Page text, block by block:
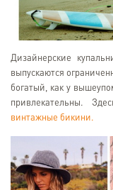
Дизайнерские
выпускаются
богатый, как у
привлекательны.
винтажные бикини.